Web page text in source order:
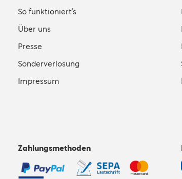
So funktioniert’s
Über uns
Presse
Sonderverlosung
Impressum
Zahlungsmethoden